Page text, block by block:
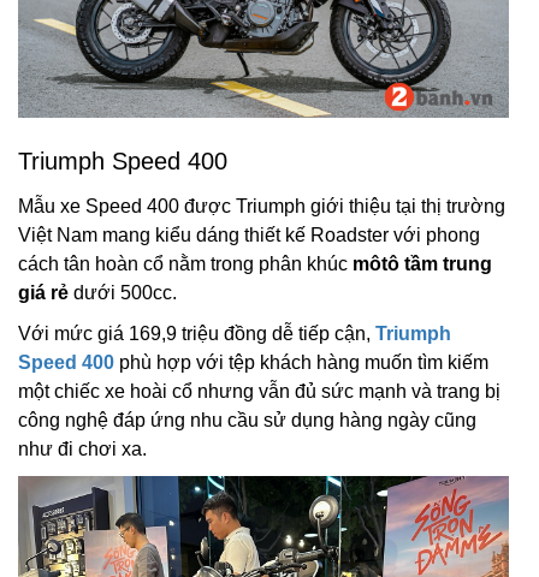
Triumph Speed 400
Mẫu xe Speed 400 được Triumph giới thiệu tại thị trường
Việt Nam mang kiểu dáng thiết kế Roadster với phong
cách tân hoàn cổ nằm trong phân khúc môtô tầm trung
giá rẻ dưới 500cc.
Với mức giá 169,9 triệu đồng dễ tiếp cận, Triumph
Speed 400 phù hợp với tệp khách hàng muốn tìm kiếm
một chiếc xe hoài cổ nhưng vẫn đủ sức mạnh và trang bị
công nghệ đáp ứng nhu cầu sử dụng hàng ngày cũng
như đi chơi xa.